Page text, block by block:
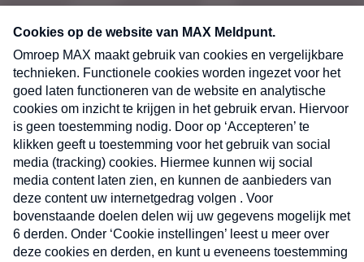
CONTACT
Volg ons op
X
Nieuwsbrief